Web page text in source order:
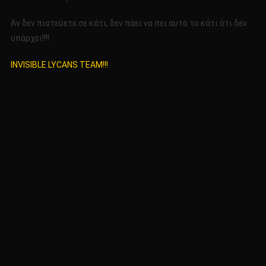
Αν δεν πιστεύετε σε κάτι, δεν πάει να πει αυτό το κάτι ότι δεν
υπάρχει!!!!
INVISIBLE LYCANS TEAM!!!